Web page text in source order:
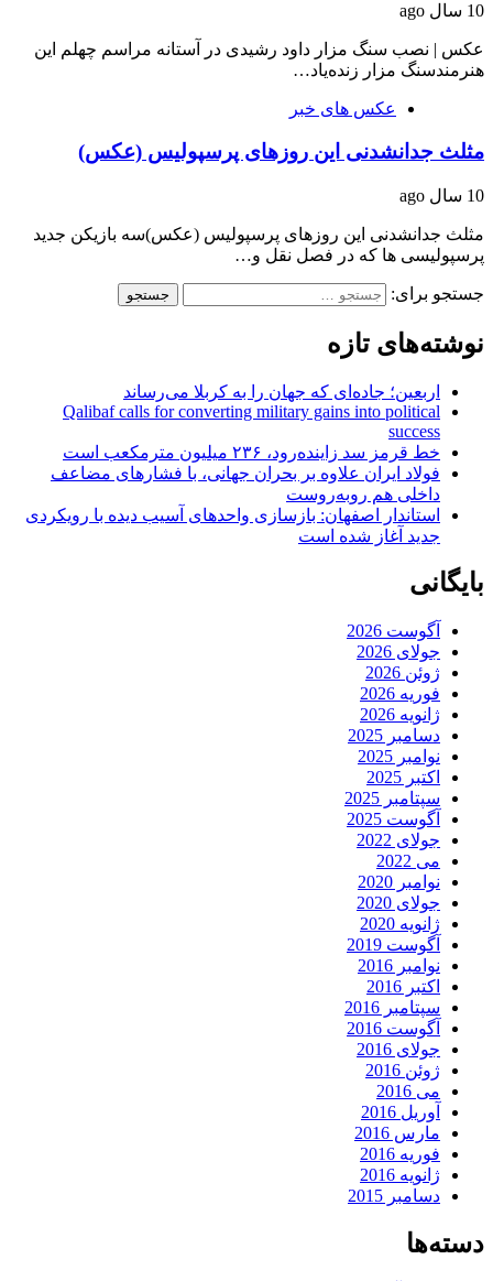
10 سال ago
عکس | نصب سنگ مزار داود رشیدی در آستانه مراسم چهلم این
هنرمندسنگ مزار زنده‌یاد…
عکس های خبر
مثلث جدانشدنی این روزهای پرسپولیس (عکس)
10 سال ago
مثلث جدانشدنی این روزهای پرسپولیس (عکس)سه بازیکن جدید
پرسپولیسی ها که در فصل نقل و…
جستجو برای:
نوشته‌های تازه
اربعین؛ جاده‌ای که جهان را به کربلا می‌رساند
Qalibaf calls for converting military gains into political
success
خط قرمز سد زاینده‌رود، ۲۳۶ میلیون مترمکعب است
فولاد ایران علاوه بر بحران جهانی، با فشارهای مضاعف
داخلی هم روبه‌روست
استاندار اصفهان: بازسازی واحدهای آسیب دیده با رویکردی
جدید آغاز شده است
بایگانی
آگوست 2026
جولای 2026
ژوئن 2026
فوریه 2026
ژانویه 2026
دسامبر 2025
نوامبر 2025
اکتبر 2025
سپتامبر 2025
آگوست 2025
جولای 2022
می 2022
نوامبر 2020
جولای 2020
ژانویه 2020
آگوست 2019
نوامبر 2016
اکتبر 2016
سپتامبر 2016
آگوست 2016
جولای 2016
ژوئن 2016
می 2016
آوریل 2016
مارس 2016
فوریه 2016
ژانویه 2016
دسامبر 2015
دسته‌ها